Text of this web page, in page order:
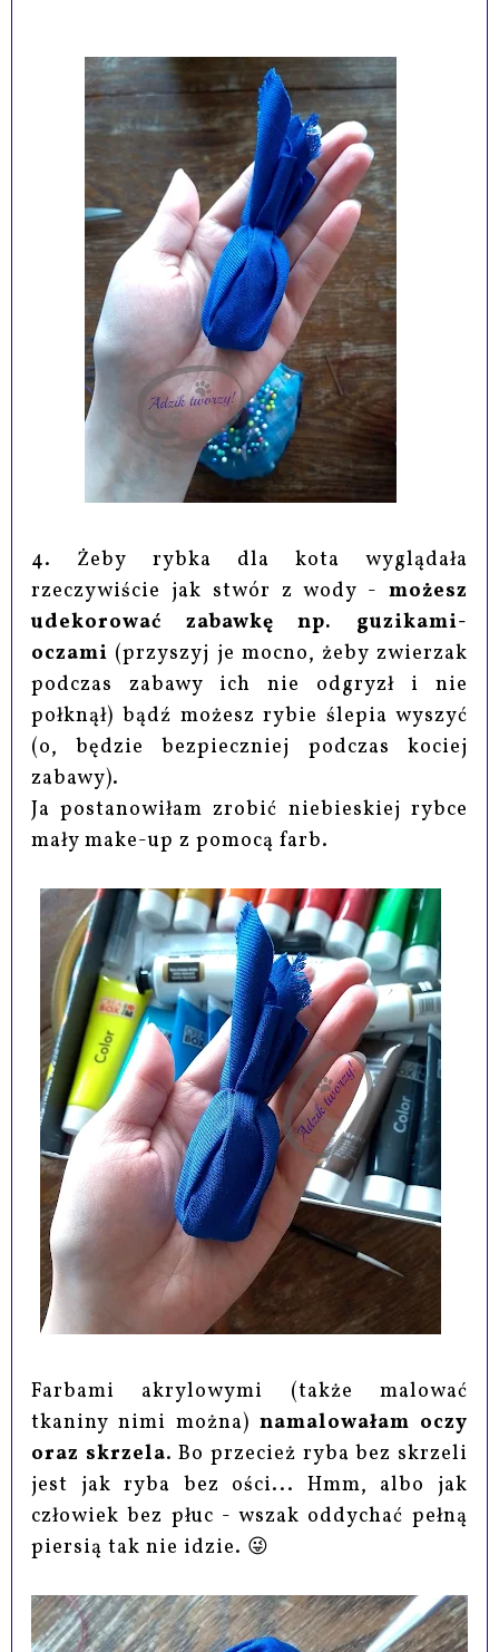
4. Żeby rybka dla kota wyglądała
rzeczywiście jak stwór z wody - możesz
udekorować zabawkę np. guzikami-
oczami (przyszyj je mocno, żeby zwierzak
podczas zabawy ich nie odgryzł i nie
połknął) bądź możesz rybie ślepia wyszyć
(o, będzie bezpieczniej podczas kociej
zabawy).
Ja postanowiłam zrobić niebieskiej rybce
mały make-up z pomocą farb.
Farbami akrylowymi (także malować
tkaniny nimi można) namalowałam oczy
oraz skrzela. Bo przecież ryba bez skrzeli
jest jak ryba bez ości... Hmm, albo jak
człowiek bez płuc - wszak oddychać pełną
piersią tak nie idzie. 😜